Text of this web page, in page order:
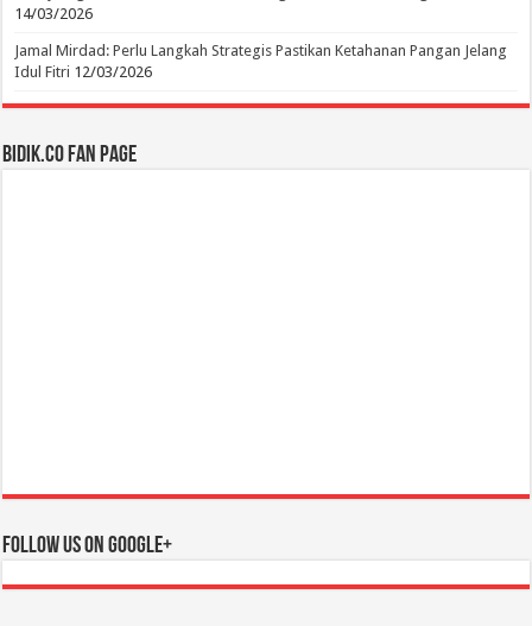
14/03/2026
Jamal Mirdad: Perlu Langkah Strategis Pastikan Ketahanan Pangan Jelang
Idul Fitri 12/03/2026
BIDIK.CO Fan Page
Follow us on Google+